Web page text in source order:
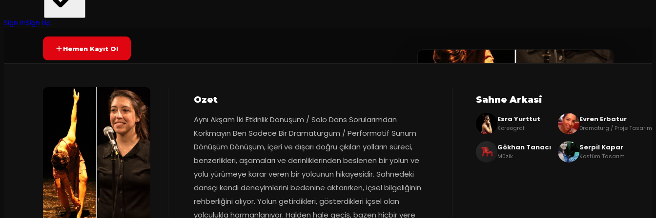
Sign InSign UpYAKINDA Yetersiz oy
Hemen Kayıt Ol
Ozet
Aynı Akşam İki Etkinlik Dönüşüm / Solo Dans Sorularımdan
Korkmayın Ben Sadece Bir Dramaturgum / Performatif Sunum
Dönüşüm Dönüşüm, içeri ve dışarı doğru çıkılan yolların süreci,
benzerlikleri, aşamaları ve derinliklerinden beslenen bir yolun ve
yolu yürümeye karar veren bir yolcunun hikayesidir. Sahnedeki
dansçı kendi deneyimlerini bedenine aktarırken, içsel bilgeliğinin
rehberliğini alıyor. Yolun getirdikleri, gösterdikleri içsel olan
yolculukla harmanlanıyor. Halden hale geçiş, bazen hiçbir yere
Sahne Arkasi
Esra Yurttut
Koreograf
Evren Erbatur
Dramaturg / Proje Tasarım
Gökhan Tanacı
Müzik
Serpil Kapar
Kostüm Tasarım